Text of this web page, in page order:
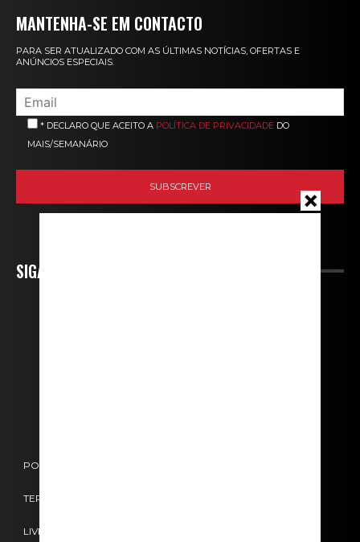
MANTENHA-SE EM CONTACTO
PARA SER ATUALIZADO COM AS ÚLTIMAS NOTÍCIAS, OFERTAS E
ANÚNCIOS ESPECIAIS.
* DECLARO QUE ACEITO A POLÍTICA DE PRIVACIDADE DO
MAIS/SEMANÁRIO
SIGA-NOS
POLÍTICA DE COOKIES
TERMOS E CONDIÇÕES
LIVRO DE RECLAMAÇÕES